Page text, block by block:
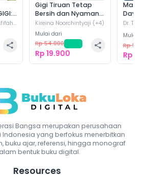
Gigi Tiruan Tetap
Bersih dan Nyaman:
Perawatan Alami
untuk Senyum
Percaya Diri
Kireina Noorchintyaji (+4)
Mulai dari
Rp 54.000
Rp 19.900
WhatsApp
X
Facebook
Salin Link
Lainnya
Daya
Dr. Thoriq
Mulai dari
Rp
Rp
Bangsa merupakan perusahaan
Indonesia yang berfokus menerbitkan
buku ajar, referensi, hingga monograf
bentuk buku digital.
Resources